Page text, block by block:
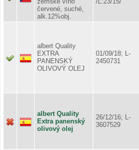
červené, suché,
alk.12%obj.
albert Quality
EXTRA
PANENSKÝ
OLIVOVÝ OLEJ
01/09/18; L-
2450731
albert Quality
Extra panenský
olivový olej
26/12/16; L-
3607529